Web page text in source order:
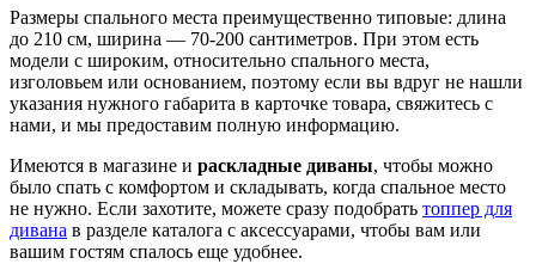
Размеры спального места преимущественно типовые: длина
до 210 см, ширина — 70-200 сантиметров. При этом есть
модели с широким, относительно спального места,
изголовьем или основанием, поэтому если вы вдруг не нашли
указания нужного габарита в карточке товара, свяжитесь с
нами, и мы предоставим полную информацию.
Имеются в магазине и раскладные диваны, чтобы можно
было спать с комфортом и складывать, когда спальное место
не нужно. Если захотите, можете сразу подобрать топпер для
дивана в разделе каталога с аксессуарами, чтобы вам или
вашим гостям спалось еще удобнее.